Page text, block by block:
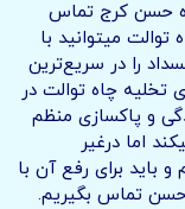
حسن کرج تماس
میتوانید با
را در سریع‌ترین
تخلیه چاه توالت در
و پاکسازی منظم
اما درغیر
باید برای رفع آن با
حسن تماس بگیریم.